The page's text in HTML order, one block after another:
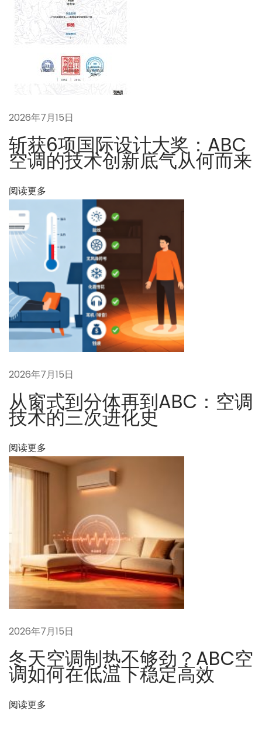
功
能
吗
文
章
：
统
的
价
格
，
两
套
系
统
享
受
：
A
B
C
调
的
始
投
资
2026年7月15日
斩获6项国际设计大奖：ABC
空调的技术创新底气从何而来
阅读更多
2026年7月15日
从窗式到分体再到ABC：空调
技术的三次进化史
阅读更多
2026年7月15日
冬天空调制热不够劲？ABC空
调如何在低温下稳定高效
阅读更多